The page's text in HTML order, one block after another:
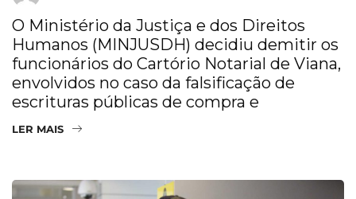
O Ministério da Justiça e dos Direitos
Humanos (MINJUSDH) decidiu demitir os
funcionários do Cartório Notarial de Viana,
envolvidos no caso da falsificação de
escrituras públicas de compra e
LER MAIS